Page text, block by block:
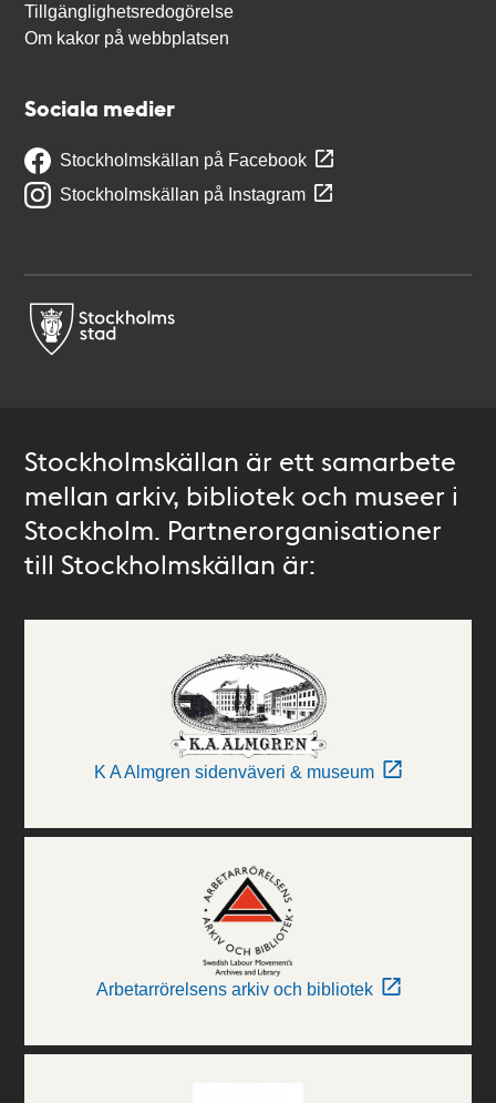
Tillgänglighetsredogörelse
Om kakor på webbplatsen
Sociala medier
Stockholmskällan på Facebook
Stockholmskällan på Instagram
Stockholmskällan är ett samarbete
mellan arkiv, bibliotek och museer i
Stockholm. Partnerorganisationer
till Stockholmskällan är:
K A Almgren sidenväveri & museum
Arbetarrörelsens arkiv och bibliotek